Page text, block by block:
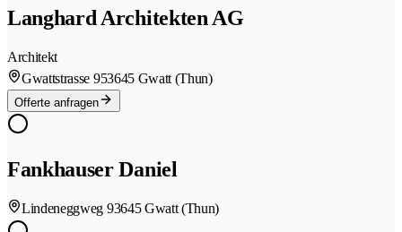
Langhard Architekten AG
Architekt
Gwattstrasse 953645 Gwatt (Thun)
Offerte anfragen
Fankhauser Daniel
Lindeneggweg 93645 Gwatt (Thun)